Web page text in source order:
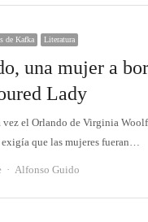
de Kafka Literatura
una mujer a
Lady
vez el Orlando de Virginia
exigía que las mujeres fueran…
Autor
Alfonso Guido